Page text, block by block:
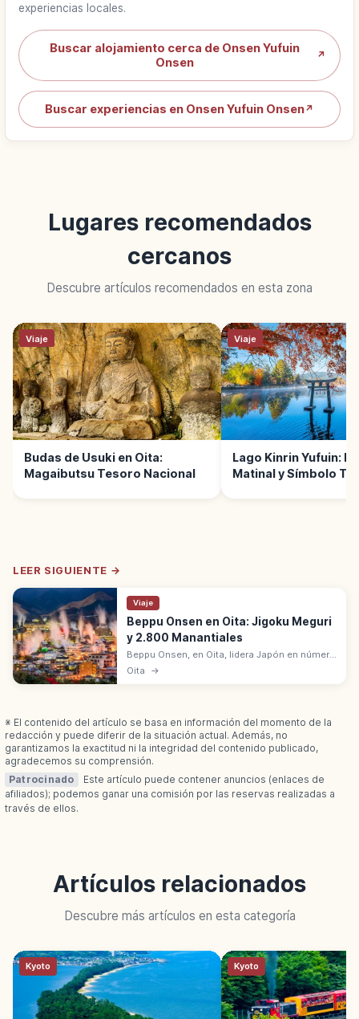
experiencias locales.
Buscar alojamiento cerca de Onsen Yufuin
Onsen
↗
Buscar experiencias en Onsen Yufuin Onsen↗
Lugares recomendados
cercanos
Descubre artículos recomendados en esta zona
Viaje
Budas de Usuki en Oita:
Magaibutsu Tesoro Nacional
Viaje
Lago Kinrin Yufuin:
Matinal y Símbolo
LEER SIGUIENTE →
Viaje
Beppu Onsen en Oita: Jigoku Meguri
y 2.800 Manantiales
Beppu Onsen, en Oita, lidera Japón en número
de manantiales (2.800+) y caudal (100.000
Oita →
※ El contenido del artículo se basa en información del momento de la
redacción y puede diferir de la situación actual. Además, no
garantizamos la exactitud ni la integridad del contenido publicado,
agradecemos su comprensión.
Patrocinado
Este artículo puede contener anuncios (enlaces de
afiliados); podemos ganar una comisión por las reservas realizadas a
través de ellos.
Artículos relacionados
Descubre más artículos en esta categoría
Kyoto Kyoto